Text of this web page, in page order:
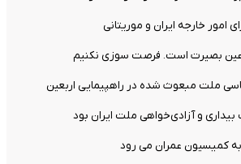
امور خارجه ایران و موریتانی
عین بصیرت است. فرصت سوزی نکنیم
ملت مبعوث شده در راهپیمایی اربعین
و آزادی‌خواهی ملت ایران بود
کمیسیون عمران می رود